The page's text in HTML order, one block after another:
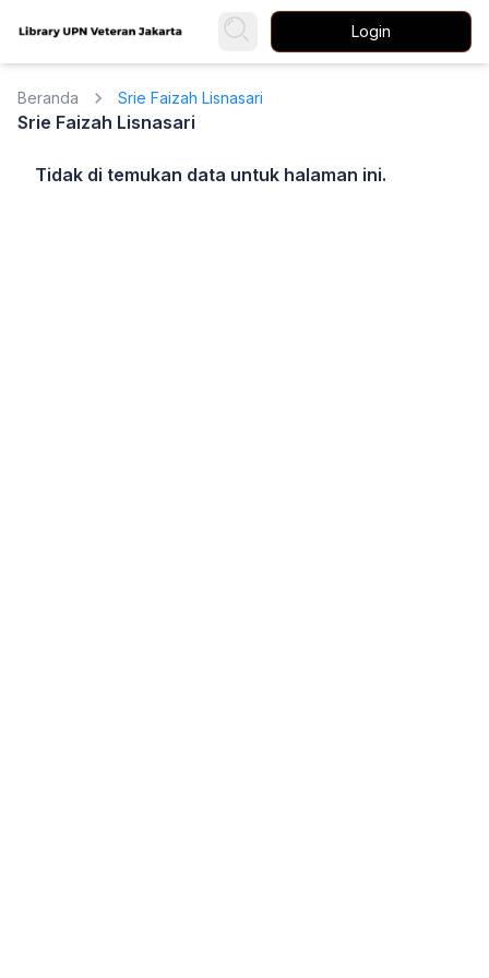
Login
Beranda Srie Faizah Lisnasari
Srie Faizah Lisnasari
Tidak di temukan data untuk halaman ini.